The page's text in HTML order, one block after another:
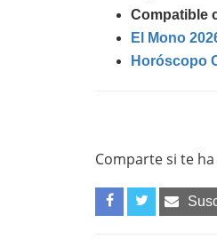
Compatible
El Mono
Horóscopo
Comparte si te